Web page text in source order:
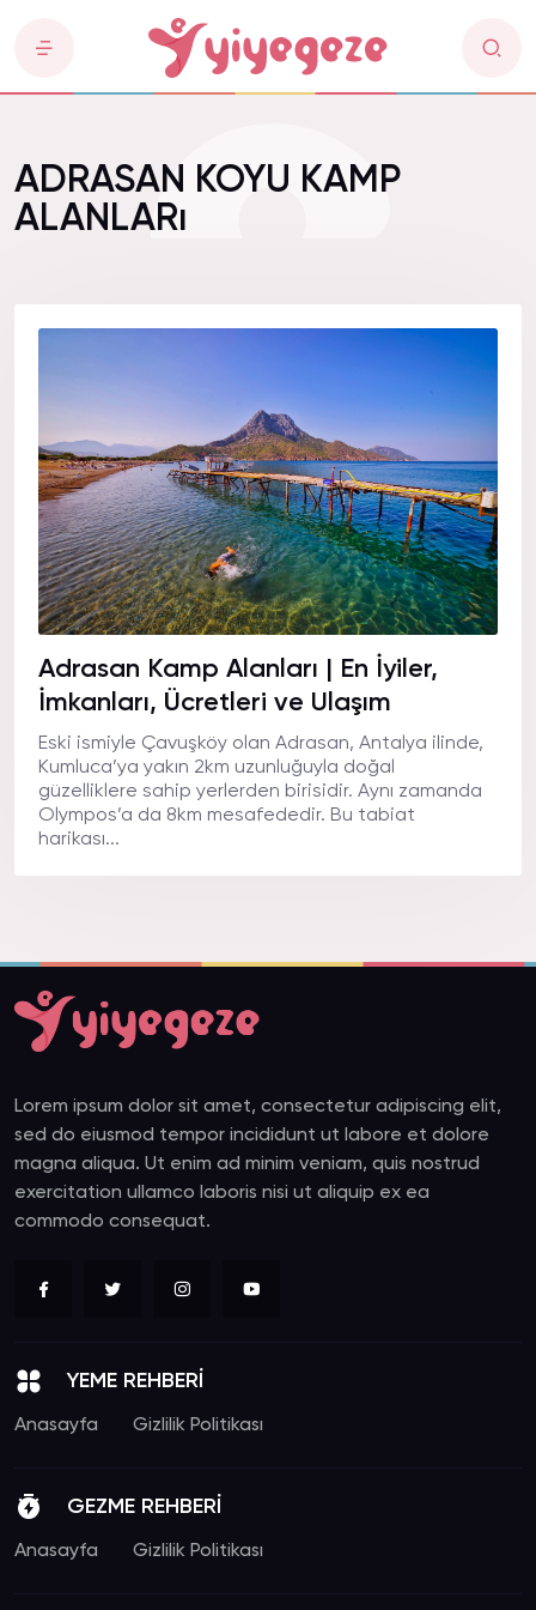
ADRASAN KOYU KAMP
ALANLARı
Adrasan Kamp Alanları | En İyiler,
İmkanları, Ücretleri ve Ulaşım
Eski ismiyle Çavuşköy olan Adrasan, Antalya ilinde,
Kumluca’ya yakın 2km uzunluğuyla doğal
güzelliklere sahip yerlerden birisidir. Aynı zamanda
Olympos’a da 8km mesafededir. Bu tabiat
harikası...
Lorem ipsum dolor sit amet, consectetur adipiscing elit,
sed do eiusmod tempor incididunt ut labore et dolore
magna aliqua. Ut enim ad minim veniam, quis nostrud
exercitation ullamco laboris nisi ut aliquip ex ea
commodo consequat.
YEME REHBERİ
Anasayfa Gizlilik Politikası
GEZME REHBERİ
Anasayfa Gizlilik Politikası